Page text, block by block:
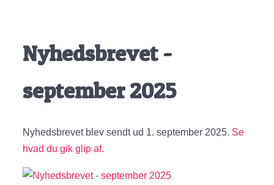
Nyhedsbrevet -
september 2025
Nyhedsbrevet blev sendt ud 1. september 2025. Se
hvad du gik glip af.